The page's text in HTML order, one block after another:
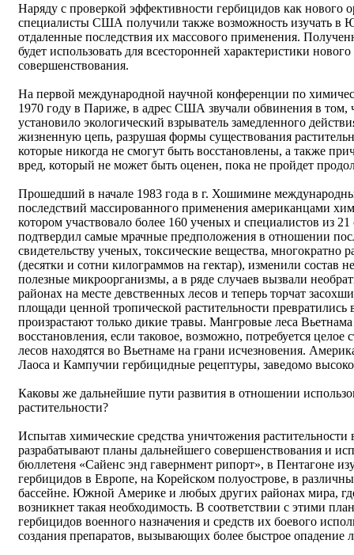
Наряду с проверкой эффективности гербицидов как нового
специалисты США получили также возможность изучать
отдаленные последствия их массового применения.
будет использовать для всесторонней характеристики
совершенствования.
На первой международной научной конференции по
1970 году в Париже, в адрес США звучали обвинения в том,
установило экологический взрыватель замедленного
жизненную цепь, разрушая формы существования
которые никогда не смогут быть восстановлены, а также
вред, который не может быть оценен, пока не пройдет
Прошедший в начале 1983 года в г. Хошимине
последствий массированного применения американцами
котором участвовало более 160 ученых и специалистов из
подтвердил самые мрачные предположения в отношении
свидетельству ученых, токсические вещества, многократно
(десятки и сотни килограммов на гектар), изменили состав
полезные микроорганизмы, а в ряде случаев вызвали
районах на месте девственных лесов и теперь торчат
площади ценной тропической растительности превратились
произрастают только дикие травы. Мангровые леса
восстановления, если таковое, возможно, потребуется
лесов находятся во Вьетнаме на грани исчезновения.
Лаоса и Кампучии гербицидные рецептуры, заведомо
Каковы же дальнейшие пути развития в отношении
растительности?
Испытав химические средства уничтожения
разрабатывают планы дальнейшего совершенствования и
бюллетеня «Сайенс энд гавернмент рипорт», в Пентагоне
гербицидов в Европе, на Корейском полуострове, в
бассейне. Южной Америке и любых других районах мира,
возникнет такая необходимость. В соответствии с этими
гербицидов военного назначения и средств их боевого
создания препаратов, вызывающих более быстрое